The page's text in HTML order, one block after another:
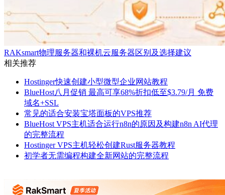
RAKsmart物理服务器和裸机云服务器区别及选择建议
相关推荐
Hostinger快速创建小型微型企业网站教程
BlueHost八月促销 最高可享68%折扣低至$3.79/月 免费
域名+SSL
常见的适合安装宝塔面板的VPS推荐
BlueHost VPS主机适合运行n8n的原因及构建n8n AI代理
的完整流程
Hostinger VPS主机轻松创建Rust服务器教程
初学者无需编程构建全新网站的完整流程